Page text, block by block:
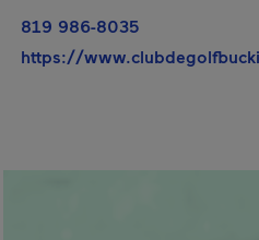
819 986-8035
https://